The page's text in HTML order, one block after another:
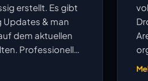
erstellt. Es gibt
Updates & man
dem aktuellen
Professionell